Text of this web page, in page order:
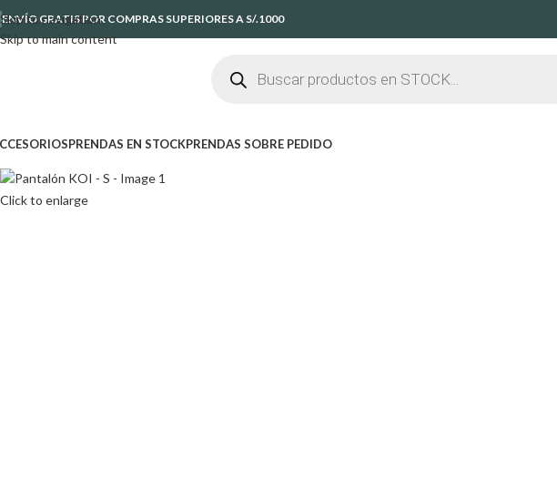
Skip to navigation
Skip to main content
ENVÍO GRATIS POR COMPRAS SUPERIORES A S/.1000
PRENDAS EN STOCKPRENDAS SOBRE PEDIDO
Click to enlarge